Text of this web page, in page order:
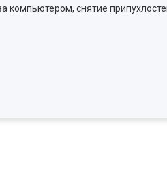
компьютером, снятие